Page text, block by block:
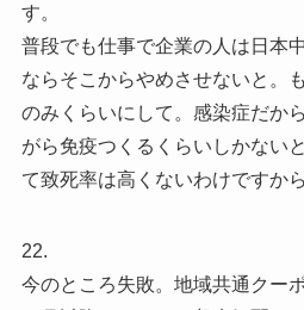
す。
普段でも仕事で企業の人は日本
ならそこからやめさせないと。
のみくらいにして。感染症だか
がら免疫つくるくらいしかない
て致死率は高くないわけですから
22.
今のところ失敗。地域共通クー